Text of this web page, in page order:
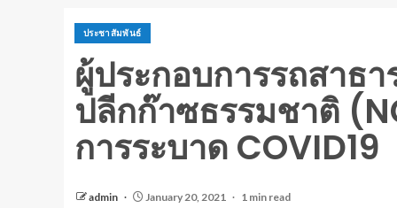
ประชาสัมพันธ์
ผู้ประกอบการรถสาธ
ปลีกก๊าซธรรมชาติ
การระบาด COVID19
admin January 20, 2021 1 min read